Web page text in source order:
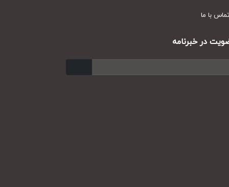
با ما
در خبرنامه